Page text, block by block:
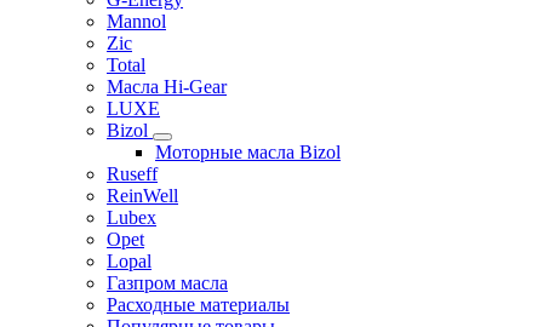
Mannol
Zic
Total
Масла Hi-Gear
LUXE
Bizol
Моторные масла Bizol
Ruseff
ReinWell
Lubex
Opet
Lopal
Газпром масла
Расходные материалы